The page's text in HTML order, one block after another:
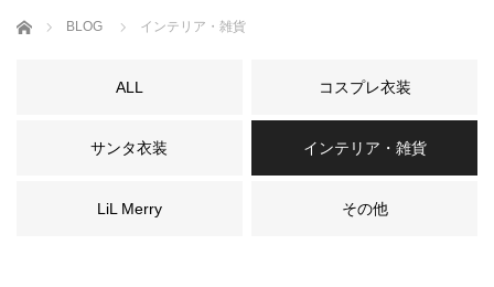
ホーム BLOG インテリア・雑貨
ALL コスプレ衣装
サンタ衣装 インテリア・雑貨
LiL Merry その他